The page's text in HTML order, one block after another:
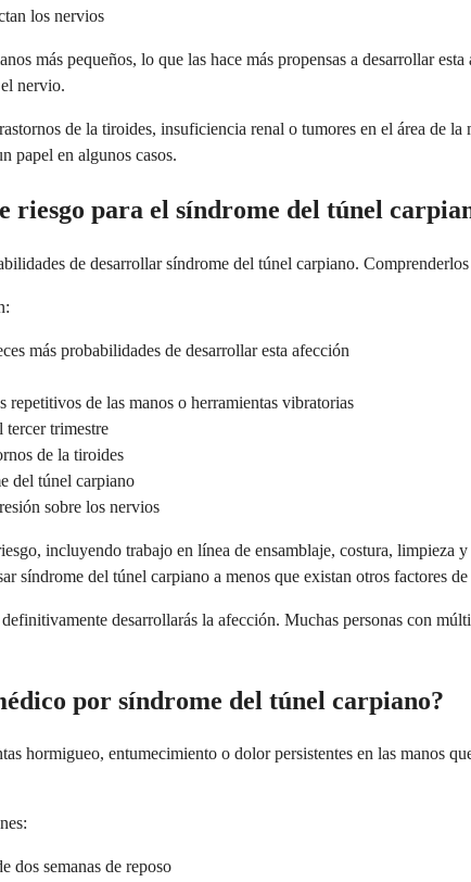
los nervios
más pequeños, lo que las hace más propensas a desarrollar
nervio.
de la tiroides, insuficiencia renal o tumores en el área de
papel en algunos casos.
riesgo para el síndrome del túnel
de desarrollar síndrome del túnel carpiano.
más probabilidades de desarrollar esta afección
repetitivos de las manos o herramientas vibratorias
tercer trimestre
de la tiroides
del túnel carpiano
sobre los nervios
incluyendo trabajo en línea de ensamblaje, costura,
síndrome del túnel carpiano a menos que existan otros factores de
desarrollarás la afección. Muchas personas con
por síndrome del túnel carpiano?
hormigueo, entumecimiento o dolor persistentes en las manos
dos semanas de reposo